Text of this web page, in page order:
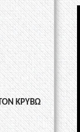
ΚΡΥΒΩ